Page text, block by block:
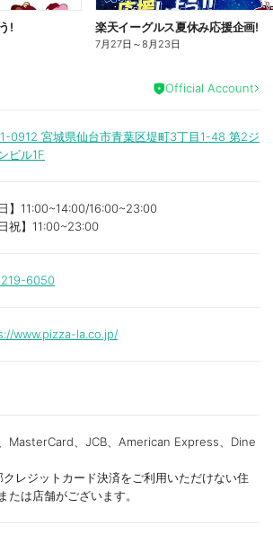
! 楽天イーグルス夏休み応援企画!
7月27日 ～8月23日
Official Account
0912 宮城県仙台市青葉区堤町3丁目1-48 第2ジ
ビル1F
日】11:00~14:00/16:00~23:00
日祝】11:00~23:00
6050
www.pizza-la.co.jp/
MasterCard、JCB、American Express、Dine
クレジットカード決済をご利用いただけない住
たは店舗がございます。